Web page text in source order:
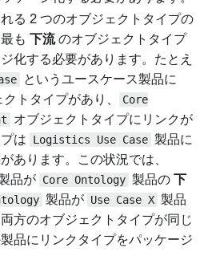
る 2 つのオブジェクトタイプの
も
下流のオブジェクトタイプ
化する必要があります。たとえ
というユースケース製品に
トタイプがあり、
Core
オブジェクトタイプにリンクが
は
Logistics Use Case 製品に
あります。この状況では、
品が Core Ontology 製品の
下
製品が Use Case X 製品
方のオブジェクトタイプが同じ
品にリンクタイプをパッケージ